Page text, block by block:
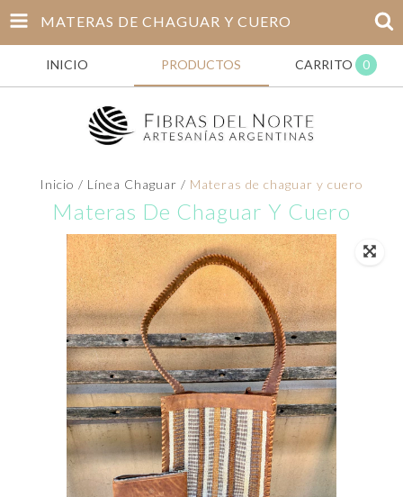
MATERAS DE CHAGUAR Y CUERO
INICIO PRODUCTOS CARRITO 0
Inicio / Línea Chaguar / Materas de chaguar y cuero
Materas De Chaguar Y Cuero